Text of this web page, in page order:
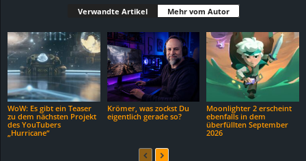
Verwandte Artikel Mehr vom Autor
WoW: Es gibt ein Teaser
zu dem nächsten Projekt
des YouTubers
„Hurricane“
Krömer, was zockst Du
eigentlich gerade so?
Moonlighter 2 erscheint
ebenfalls in dem
überfüllten September
2026